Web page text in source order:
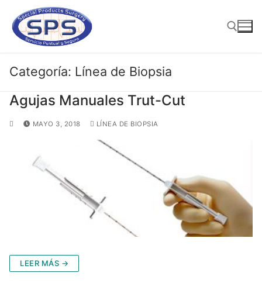
contenido
Buscar:
Categoría: Línea de Biopsia
Agujas Manuales Trut-Cut
MAYO 3, 2018 LÍNEA DE BIOPSIA
LEER MÁS →